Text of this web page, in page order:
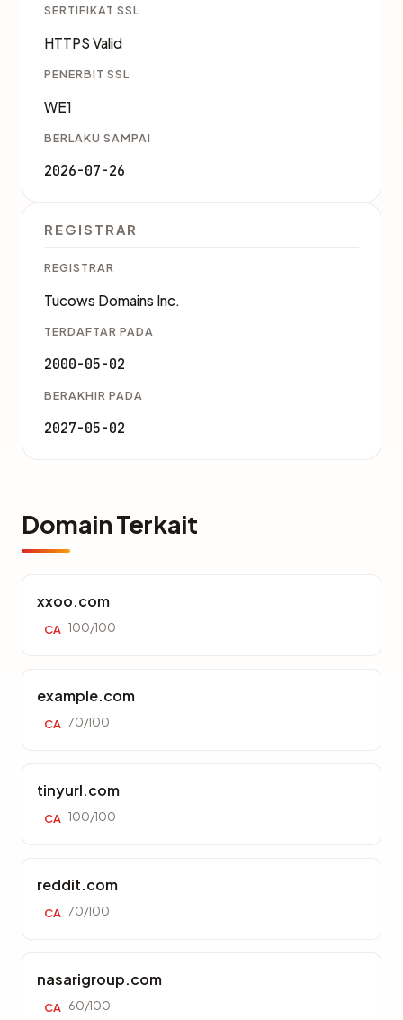
SERTIFIKAT SSL
HTTPS Valid
PENERBIT SSL
WE1
BERLAKU SAMPAI
2026-07-26
REGISTRAR
REGISTRAR
Tucows Domains Inc.
TERDAFTAR PADA
2000-05-02
BERAKHIR PADA
2027-05-02
Domain Terkait
xxoo.com
CA 100/100
example.com
CA 70/100
tinyurl.com
CA 100/100
reddit.com
CA 70/100
nasarigroup.com
CA 60/100